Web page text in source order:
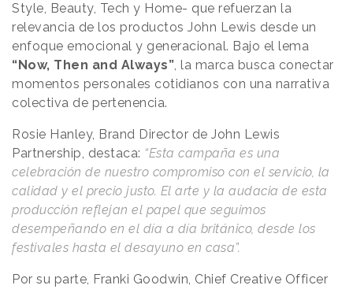
Style, Beauty, Tech y Home- que refuerzan la
relevancia de los productos John Lewis desde un
enfoque emocional y generacional. Bajo el lema
“Now, Then and Always”, la marca busca conectar
momentos personales cotidianos con una narrativa
colectiva de pertenencia.
Rosie Hanley, Brand Director de John Lewis
Partnership, destaca: “Esta campaña es una
celebración de nuestro compromiso con el servicio, la
calidad y el precio justo. El arte y la audacia de esta
producción reflejan el papel que seguimos
desempeñando en el día a día británico, desde los
festivales hasta el desayuno en casa”.
Por su parte, Franki Goodwin, Chief Creative Officer